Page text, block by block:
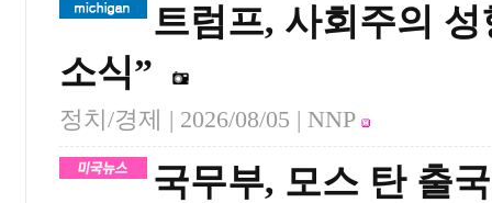
트럼프, 사회주의
소식”
정치/경제 | 2026/08/05 | NNP
국무부, 모스 탄 출